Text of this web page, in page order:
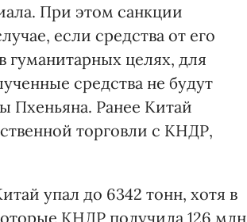
При этом санкции
если средства от его
гуманитарных целях, для
средства не будут
Пхеньяна. Ранее Китай
торговли с КНДР,
упал до 6342 тонн, хотя в
КНДР получила 126 млн